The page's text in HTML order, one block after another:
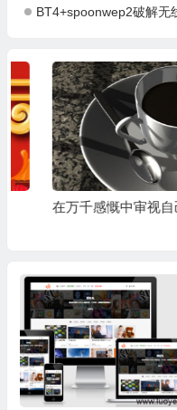
BT4+spoonwep2破解无
在万千感慨中审视自己